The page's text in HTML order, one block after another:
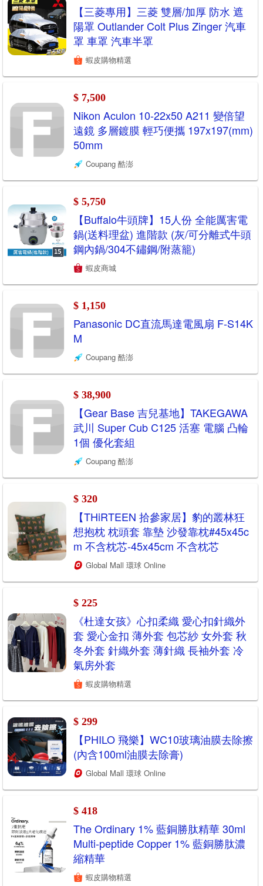
【三菱專用】三菱 雙層/加厚 防水 遮
陽罩 Outlander Colt Plus Zinger 汽車
罩 車罩 汽車半罩
蝦皮購物精選
$ 7,500
Nikon Aculon 10-22x50 A211 變倍望
遠鏡 多層鍍膜 輕巧便攜 197x197(mm)
50mm
Coupang 酷澎
$ 5,750
【Buffalo牛頭牌】15人份 全能厲害電
鍋(送料理盆) 進階款 (灰/可分離式牛頭
鋼內鍋/304不鏽鋼/附蒸籠)
蝦皮商城
$ 1,150
Panasonic DC直流馬達電風扇 F-S14K
M
Coupang 酷澎
$ 38,900
【Gear Base 吉兒基地】TAKEGAWA
武川 Super Cub C125 活塞 電腦 凸輪
1個 優化套組
Coupang 酷澎
$ 320
【THiRTEEN 拾參家居】豹的叢林狂
想抱枕 枕頭套 靠墊 沙發靠枕#45x45c
m 不含枕芯-45x45cm 不含枕芯
Global Mall 環球 Online
$ 225
《杜達女孩》心扣柔織 愛心扣針織外
套 愛心金扣 薄外套 包芯紗 女外套 秋
冬外套 針織外套 薄針織 長袖外套 冷
氣房外套
蝦皮購物精選
$ 299
【PHILO 飛樂】WC10玻璃油膜去除擦
(內含100ml油膜去除膏)
Global Mall 環球 Online
$ 418
The Ordinary 1% 藍銅勝肽精華 30ml
Multi-peptide Copper 1% 藍銅勝肽濃
縮精華
蝦皮購物精選